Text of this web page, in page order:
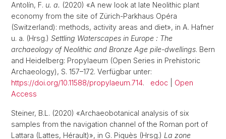
Antolín, F. u. a. (2020) «A new look at late Neolithic plant
economy from the site of Zürich-Parkhaus Opéra
(Switzerland): methods, activity areas and diet», in A. Hafner
u. a. (Hrsg.) Settling Waterscapes in Europe : The
archaeology of Neolithic and Bronze Age pile-dwellings. Bern
and Heidelberg: Propylaeum (Open Series in Prehistoric
Archaeology), S. 157–172. Verfügbar unter:
https://doi.org/10.11588/propylaeum.714. edoc
Open
Access
Steiner, B.L. (2020) «Archaeobotanical analysis of six
samples from the navigation channel of the Roman port of
Lattara (Lattes, Hérault)», in G. Piquès (Hrsg.) La zone